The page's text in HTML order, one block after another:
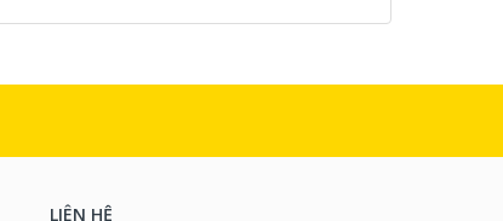
LIÊN HỆ